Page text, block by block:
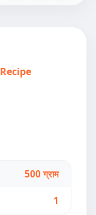
500 ग्राम
1